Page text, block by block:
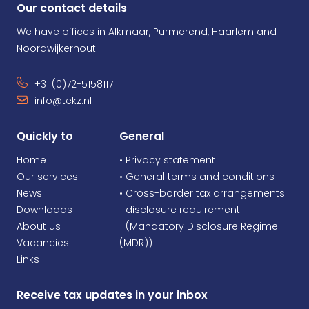
Our contact details
We have offices in Alkmaar, Purmerend, Haarlem and
Noordwijkerhout.
+31 (0)72-5158117
info@tekz.nl
Quickly to
Home
Our services
News
Downloads
About us
Vacancies
Links
General
• Privacy statement
• General terms and conditions
• Cross-border tax arrangements
disclosure requirement
(Mandatory Disclosure Regime
(MDR))
Receive tax updates in your inbox